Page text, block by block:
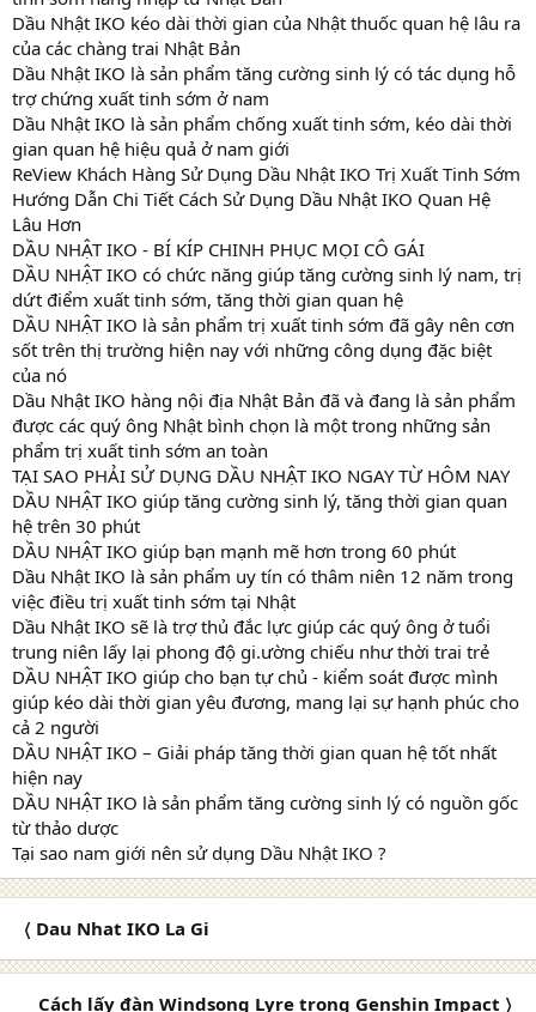
Dầu Nhật IKO kéo dài thời gian của Nhật thuốc quan hệ lâu ra
của các chàng trai Nhật Bản
Dầu Nhật IKO là sản phẩm tăng cường sinh lý có tác dụng hỗ
trợ chứng xuất tinh sớm ở nam
Dầu Nhật IKO là sản phẩm chống xuất tinh sớm, kéo dài thời
gian quan hệ hiệu quả ở nam giới
ReView Khách Hàng Sử Dụng Dầu Nhật IKO Trị Xuất Tinh Sớm
Hướng Dẫn Chi Tiết Cách Sử Dụng Dầu Nhật IKO Quan Hệ
Lâu Hơn
DẦU NHẬT IKO - BÍ KÍP CHINH PHỤC MỌI CÔ GÁI
DẦU NHẬT IKO có chức năng giúp tăng cường sinh lý nam, trị
dứt điểm xuất tinh sớm, tăng thời gian quan hệ
DẦU NHẬT IKO là sản phẩm trị xuất tinh sớm đã gây nên cơn
sốt trên thị trường hiện nay với những công dụng đặc biệt
của nó
Dầu Nhật IKO hàng nội địa Nhật Bản đã và đang là sản phẩm
được các quý ông Nhật bình chọn là một trong những sản
phẩm trị xuất tinh sớm an toàn
TẠI SAO PHẢI SỬ DỤNG DẦU NHẬT IKO NGAY TỪ HÔM NAY
DẦU NHẬT IKO giúp tăng cường sinh lý, tăng thời gian quan
hệ trên 30 phút
DẦU NHẬT IKO giúp bạn mạnh mẽ hơn trong 60 phút
Dầu Nhật IKO là sản phẩm uy tín có thâm niên 12 năm trong
việc điều trị xuất tinh sớm tại Nhật
Dầu Nhật IKO sẽ là trợ thủ đắc lực giúp các quý ông ở tuổi
trung niên lấy lại phong độ gi.ường chiếu như thời trai trẻ
DẦU NHẬT IKO giúp cho bạn tự chủ - kiểm soát được mình
giúp kéo dài thời gian yêu đương, mang lại sự hạnh phúc cho
cả 2 người
DẦU NHẬT IKO – Giải pháp tăng thời gian quan hệ tốt nhất
hiện nay
DẦU NHẬT IKO là sản phẩm tăng cường sinh lý có nguồn gốc
từ thảo dược
Tại sao nam giới nên sử dụng Dầu Nhật IKO ?
〈 Dau Nhat IKO La Gi
Cách lấy đàn Windsong Lyre trong Genshin Impact 〉